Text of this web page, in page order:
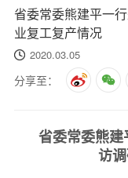
省委常委熊建平一
业复工复产情况
2020.03.05
分享至：
省委常委熊建
访